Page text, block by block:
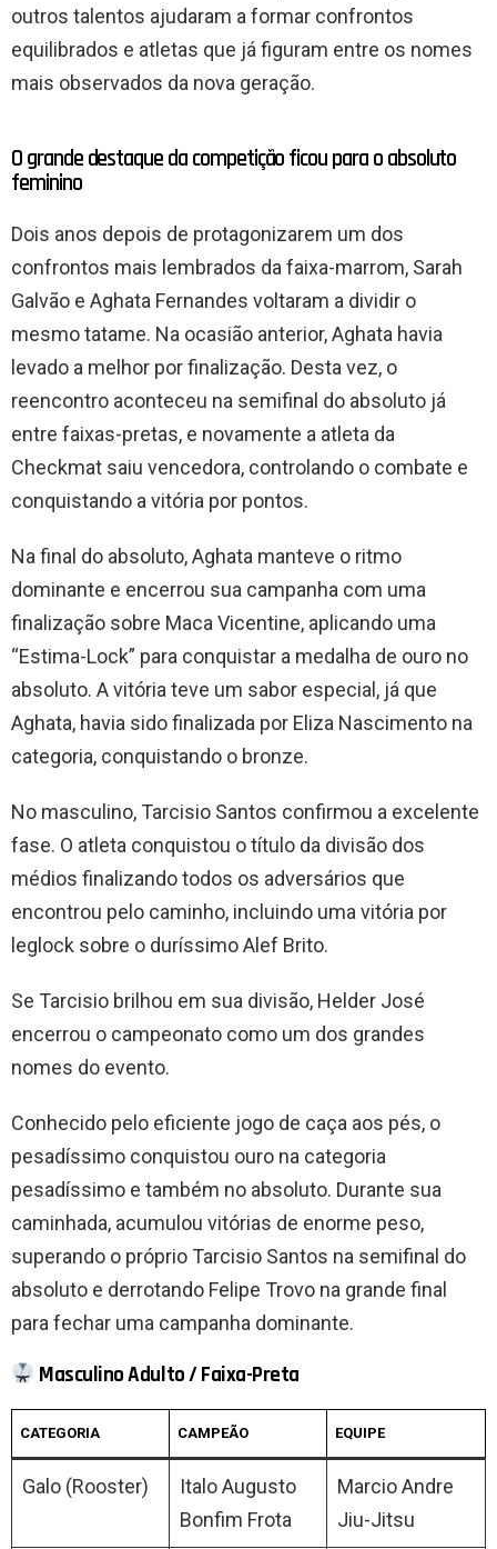
outros talentos ajudaram a formar confrontos
equilibrados e atletas que já figuram entre os nomes
mais observados da nova geração.
O grande destaque da competição ficou para o absoluto
feminino
Dois anos depois de protagonizarem um dos
confrontos mais lembrados da faixa-marrom, Sarah
Galvão e Aghata Fernandes voltaram a dividir o
mesmo tatame. Na ocasião anterior, Aghata havia
levado a melhor por finalização. Desta vez, o
reencontro aconteceu na semifinal do absoluto já
entre faixas-pretas, e novamente a atleta da
Checkmat saiu vencedora, controlando o combate e
conquistando a vitória por pontos.
Na final do absoluto, Aghata manteve o ritmo
dominante e encerrou sua campanha com uma
finalização sobre Maca Vicentine, aplicando uma
“Estima-Lock” para conquistar a medalha de ouro no
absoluto. A vitória teve um sabor especial, já que
Aghata, havia sido finalizada por Eliza Nascimento na
categoria, conquistando o bronze.
No masculino, Tarcisio Santos confirmou a excelente
fase. O atleta conquistou o título da divisão dos
médios finalizando todos os adversários que
encontrou pelo caminho, incluindo uma vitória por
leglock sobre o duríssimo Alef Brito.
Se Tarcisio brilhou em sua divisão, Helder José
encerrou o campeonato como um dos grandes
nomes do evento.
Conhecido pelo eficiente jogo de caça aos pés, o
pesadíssimo conquistou ouro na categoria
pesadíssimo e também no absoluto. Durante sua
caminhada, acumulou vitórias de enorme peso,
superando o próprio Tarcisio Santos na semifinal do
absoluto e derrotando Felipe Trovo na grande final
para fechar uma campanha dominante.
Masculino Adulto / Faixa-Preta
CATEGORIA CAMPEÃO EQUIPE
Galo (Rooster)
Italo Augusto
Bonfim Frota
Marcio Andre
Jiu-Jitsu